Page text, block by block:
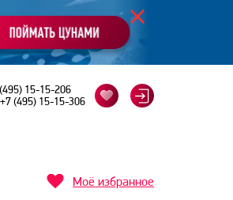
15-15-206
+7 (495) 15-15-306
Моё избранное